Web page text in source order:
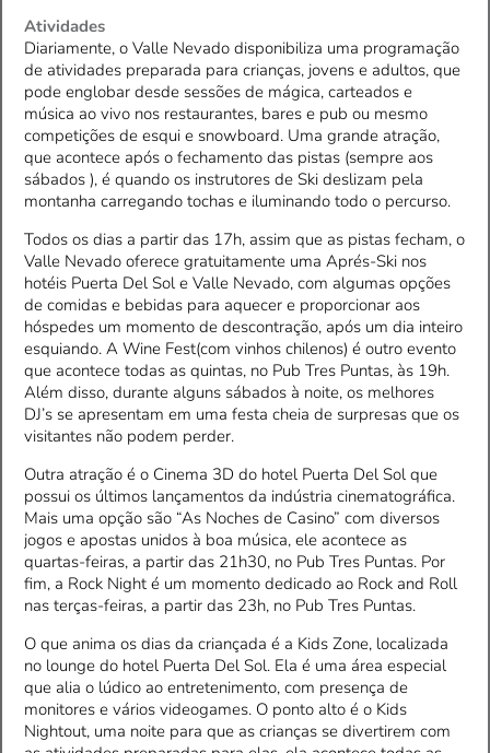
Atividades
Diariamente, o Valle Nevado disponibiliza uma programação
de atividades preparada para crianças, jovens e adultos, que
pode englobar desde sessões de mágica, carteados e
música ao vivo nos restaurantes, bares e pub ou mesmo
competições de esqui e snowboard. Uma grande atração,
que acontece após o fechamento das pistas (sempre aos
sábados ), é quando os instrutores de Ski deslizam pela
montanha carregando tochas e iluminando todo o percurso.
Todos os dias a partir das 17h, assim que as pistas fecham, o
Valle Nevado oferece gratuitamente uma Aprés-Ski nos
hotéis Puerta Del Sol e Valle Nevado, com algumas opções
de comidas e bebidas para aquecer e proporcionar aos
hóspedes um momento de descontração, após um dia inteiro
esquiando. A Wine Fest(com vinhos chilenos) é outro evento
que acontece todas as quintas, no Pub Tres Puntas, às 19h.
Além disso, durante alguns sábados à noite, os melhores
DJ’s se apresentam em uma festa cheia de surpresas que os
visitantes não podem perder.
Outra atração é o Cinema 3D do hotel Puerta Del Sol que
possui os últimos lançamentos da indústria cinematográfica.
Mais uma opção são “As Noches de Casino” com diversos
jogos e apostas unidos à boa música, ele acontece as
quartas-feiras, a partir das 21h30, no Pub Tres Puntas. Por
fim, a Rock Night é um momento dedicado ao Rock and Roll
nas terças-feiras, a partir das 23h, no Pub Tres Puntas.
O que anima os dias da criançada é a Kids Zone, localizada
no lounge do hotel Puerta Del Sol. Ela é uma área especial
que alia o lúdico ao entretenimento, com presença de
monitores e vários videogames. O ponto alto é o Kids
Nightout, uma noite para que as crianças se divertirem com